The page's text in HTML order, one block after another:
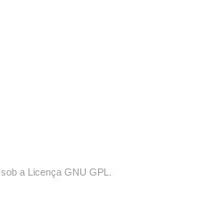
a Licença GNU GPL